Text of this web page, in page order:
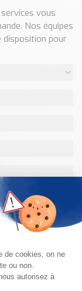
vous
Nos équipes
disposition pour